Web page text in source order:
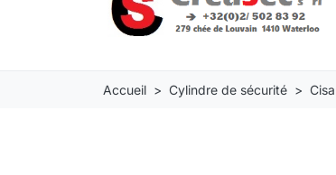
Accueil Cylindre de sécurité